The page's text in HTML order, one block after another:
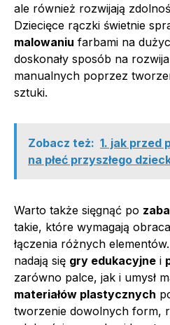
ale również rozwijają
Dziecięce rączki świetnie
malowaniu farbami na
doskonały sposób na
manualnych poprzez
sztuki.
Zobacz też: 1. jak przed
na płeć przyszłego
Warto także sięgnąć po
takie, które wymagają
łączenia różnych
nadają się gry edukacyjne i
zarówno palce, jak i umysł
materiałów plastycznych
tworzenie dowolnych form,